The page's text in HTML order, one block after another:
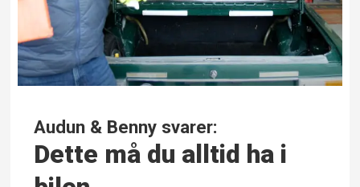
Audun & Benny svarer:
Dette må du alltid ha i